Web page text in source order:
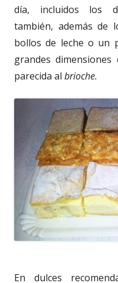
día, incluidos los
también, además de
bollos de leche o un
grandes
parecida al brioche.
En dulces